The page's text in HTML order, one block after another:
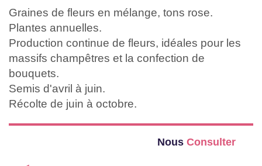
Graines de fleurs en mélange, tons rose.
Plantes annuelles.
Production continue de fleurs, idéales pour les
massifs champêtres et la confection de
bouquets.
Semis d'avril à juin.
Récolte de juin à octobre.
Nous Consulter